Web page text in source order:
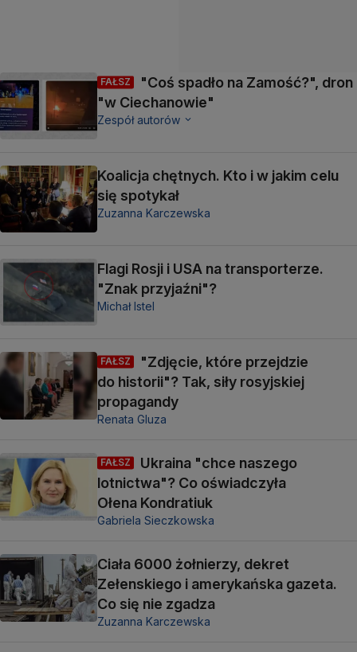
FAŁSZ
"Coś spadło na Zamość?", dron
"w Ciechanowie"
Zespół autorów
Koalicja chętnych. Kto i w jakim celu
się spotykał
Zuzanna Karczewska
Flagi Rosji i USA na transporterze.
"Znak przyjaźni"?
Michał Istel
FAŁSZ
"Zdjęcie, które przejdzie
do historii"? Tak, siły rosyjskiej
propagandy
Renata Gluza
FAŁSZ
Ukraina "chce naszego
lotnictwa"? Co oświadczyła
Ołena Kondratiuk
Gabriela Sieczkowska
Ciała 6000 żołnierzy, dekret
Zełenskiego i amerykańska gazeta.
Co się nie zgadza
Zuzanna Karczewska